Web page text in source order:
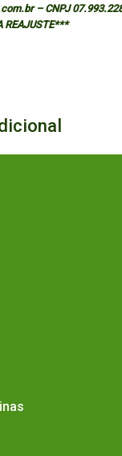
– CNPJ
REAJUSTE***